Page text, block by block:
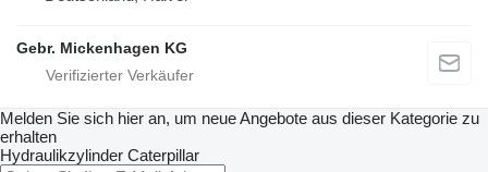
Gebr. Mickenhagen KG
Melden Sie sich hier an, um neue Angebote aus dieser Kategorie zu
erhalten
Hydraulikzylinder Caterpillar